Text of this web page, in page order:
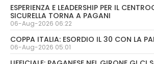
ESPERIENZA E LEADERSHIP PER IL
SICURELLA TORNA A PAGANI
06-Aug-2026 06:22
COPPA ITALIA: ESORDIO IL 30 CON LA
06-Aug-2026 05:01